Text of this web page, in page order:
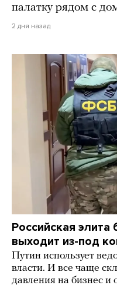
палатку рядом с
2 дня назад
Российская
выходит из-под
Путин использует
власти. И все чаще
давления на бизнес и